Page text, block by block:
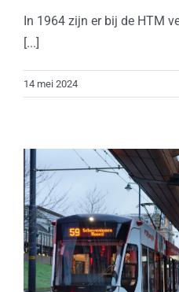
In 1964 zijn er bij de HTM
[...]
14 mei 2024